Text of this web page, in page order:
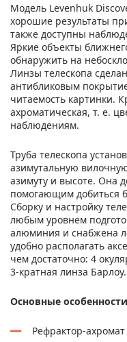
Модель Levenhuk
хорошие результаты
также доступны
Яркие объекты
обнаружить на
Линзы телескопа
антибликовым
читаемость картинки.
ахроматическая, т. е.
наблюдениям.
Труба телескопа
азимутальную
азимуту и высоте. Она
помогающим добиться
Сборку и настройку
любым уровнем
алюминия и снабжена
удобно располагать
чем достаточно: 4
3-кратная линза Барлоу.
Основные
Рефрактор-